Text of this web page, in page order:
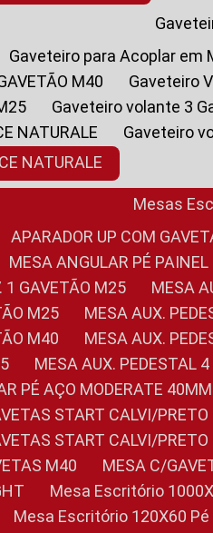
Gaveteiro para Acoplar em
M40
Gaveteiro volante 3
NATURALE
Gaveteiro
NATURALE
Mesas
APARADOR UP COM
MESA ANGULAR PÉ
1 GAVETÃO M25
MESA
M25
MESA AUX.
M40
MESA AUX.
MESA AUX. PEDESTAL
PÉ AÇO MODERATE 40MM
START CALVI/PRETO
START CALVI/PRETO
M40
MESA C/
Mesa Escritório
Mesa Escritório 120X60